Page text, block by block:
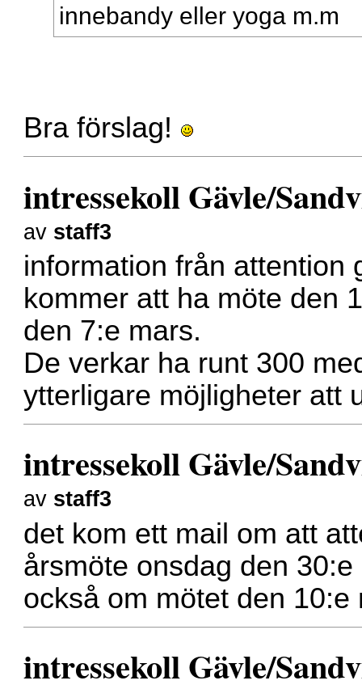
innebandy eller yoga m.m
Bra förslag!
intressekoll Gävle/
av staff3
information från attention
kommer att ha möte den
den 7:e mars.
De verkar ha runt 300
ytterligare möjligheter att
intressekoll Gävle/
av staff3
det kom ett mail om att
årsmöte onsdag den
också om mötet den 10:e
intressekoll Gävle/